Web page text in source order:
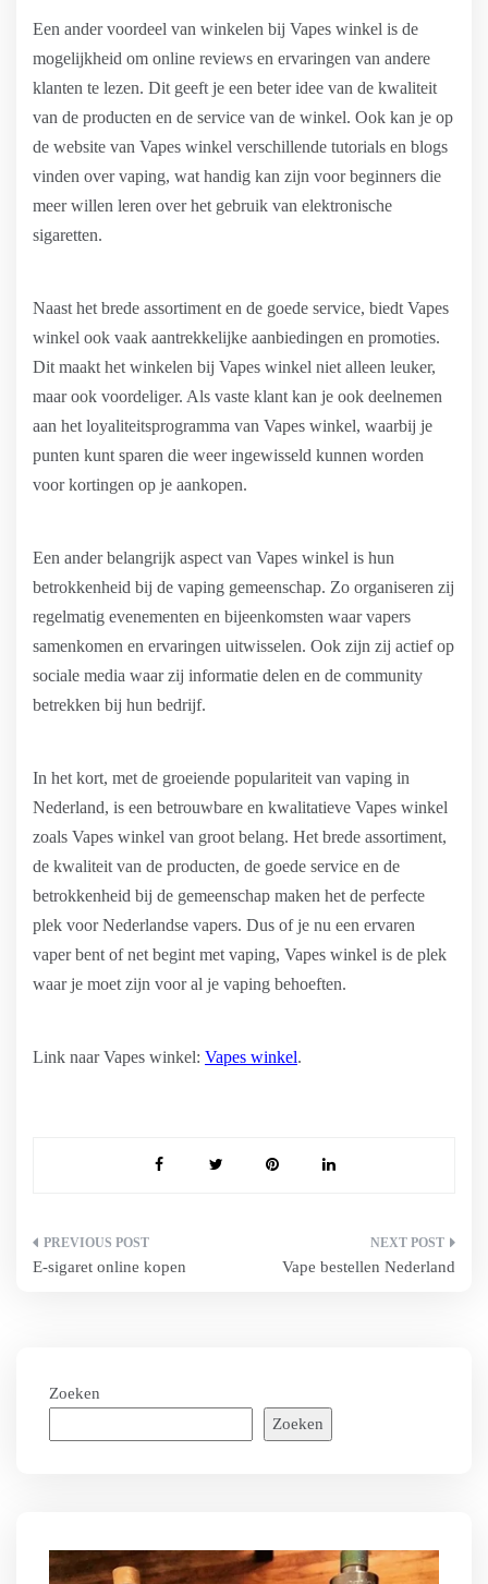
Een ander voordeel van winkelen bij Vapes winkel is de
mogelijkheid om online reviews en ervaringen van andere
klanten te lezen. Dit geeft je een beter idee van de kwaliteit
van de producten en de service van de winkel. Ook kan je op
de website van Vapes winkel verschillende tutorials en blogs
vinden over vaping, wat handig kan zijn voor beginners die
meer willen leren over het gebruik van elektronische
sigaretten.
Naast het brede assortiment en de goede service, biedt Vapes
winkel ook vaak aantrekkelijke aanbiedingen en promoties.
Dit maakt het winkelen bij Vapes winkel niet alleen leuker,
maar ook voordeliger. Als vaste klant kan je ook deelnemen
aan het loyaliteitsprogramma van Vapes winkel, waarbij je
punten kunt sparen die weer ingewisseld kunnen worden
voor kortingen op je aankopen.
Een ander belangrijk aspect van Vapes winkel is hun
betrokkenheid bij de vaping gemeenschap. Zo organiseren zij
regelmatig evenementen en bijeenkomsten waar vapers
samenkomen en ervaringen uitwisselen. Ook zijn zij actief op
sociale media waar zij informatie delen en de community
betrekken bij hun bedrijf.
In het kort, met de groeiende populariteit van vaping in
Nederland, is een betrouwbare en kwalitatieve Vapes winkel
zoals Vapes winkel van groot belang. Het brede assortiment,
de kwaliteit van de producten, de goede service en de
betrokkenheid bij de gemeenschap maken het de perfecte
plek voor Nederlandse vapers. Dus of je nu een ervaren
vaper bent of net begint met vaping, Vapes winkel is de plek
waar je moet zijn voor al je vaping behoeften.
Link naar Vapes winkel: Vapes winkel.
Bericht
E-sigaret online kopen Vape bestellen Nederland
Zoeken
Zoeken